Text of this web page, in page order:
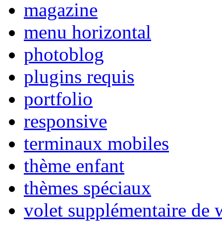
magazine
menu horizontal
photoblog
plugins requis
portfolio
responsive
terminaux mobiles
thème enfant
thèmes spéciaux
volet supplémentaire de